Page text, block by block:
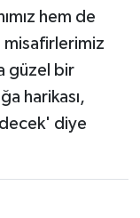
hem de
misafirlerimiz
güzel bir
harikası,
diye